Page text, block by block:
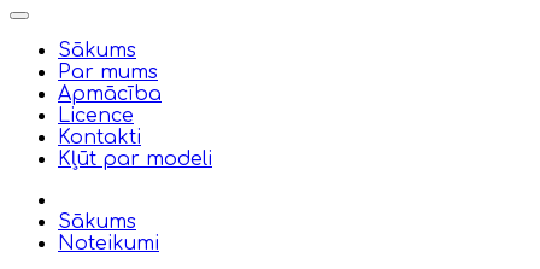
Sākums
Par mums
Apmācība
Licence
Kontakti
Kļūt par modeli
Sākums
Noteikumi